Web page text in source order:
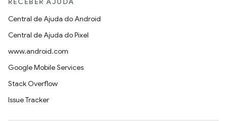
Central de Ajuda do Android
Central de Ajuda do Pixel
www.android.com
Google Mobile Services
Stack Overflow
Issue Tracker